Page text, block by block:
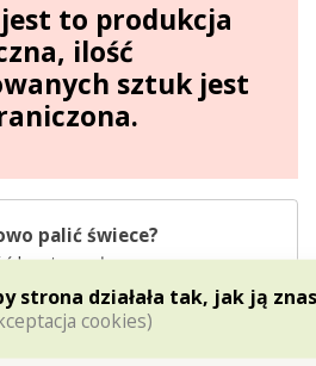
strona działała tak, jak ją
cookies)
to produkcja
ilość
sztuk jest
palić świece?
knot o połowę
zapaloną aż do
całej górnej części wosku
na knocie „grudkę